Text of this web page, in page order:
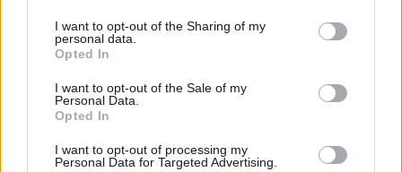
I want to opt-out of the Sharing of my
personal data.
Opted In
I want to opt-out of the Sale of my
Personal Data.
Opted In
I want to opt-out of processing my
Personal Data for Targeted Advertising.
Esim for Global
Esim for USA|Esim for Italy| Esim for Spain|Esim